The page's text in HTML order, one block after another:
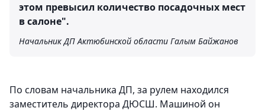
этом превысил количество посадочных мест
в салоне".
Начальник ДП Актюбинской области Галым Байжанов
По словам начальника ДП, за рулем находился
заместитель директора ДЮСШ. Машиной он